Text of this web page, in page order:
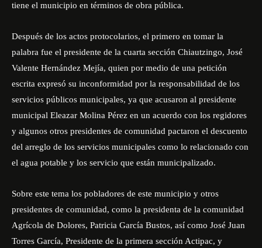
tiene el municipio en términos de obra pública.
Después de los actos protocolarios, el primero en tomar la
palabra fue el presidente de la cuarta sección Chiautzingo, José
Valente Hernández Mejía, quien por medio de una petición
escrita expresó su inconformidad por la responsabilidad de los
servicios públicos municipales, ya que acusaron al presidente
municipal Eleazar Molina Pérez en un acuerdo con los regidores
y algunos otros presidentes de comunidad pactaron el descuento
del arreglo de los servicios municipales como lo relacionado con
el agua potable y los servicio que están municipalizado.
Sobre este tema los pobladores de este municipio y otros
presidentes de comunidad, como la presidenta de la comunidad
Agrícola de Dolores, Patricia García Bustos, así como José Juan
Torres García, Presidente de la primera sección Actipac, y